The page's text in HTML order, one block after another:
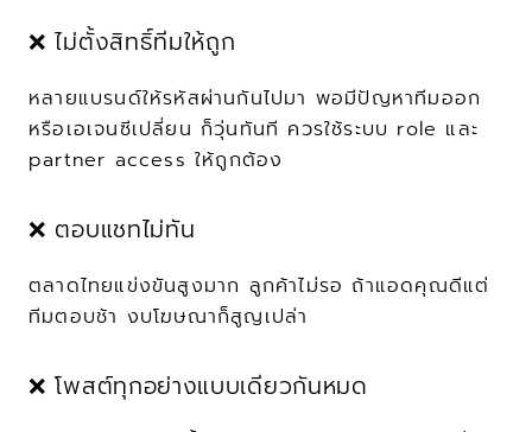
❌ ไม่ตั้งสิทธิ์ทีมให้ถูก
หลายแบรนด์ให้รหัสผ่านกันไปมา พอมีปัญหาทีมออก
หรือเอเจนซีเปลี่ยน ก็วุ่นทันที ควรใช้ระบบ role และ
partner access ให้ถูกต้อง
❌ ตอบแชทไม่ทัน
ตลาดไทยแข่งขันสูงมาก ลูกค้าไม่รอ ถ้าแอดคุณดีแต่
ทีมตอบช้า งบโฆษณาก็สูญเปล่า
❌ โพสต์ทุกอย่างแบบเดียวกันหมด